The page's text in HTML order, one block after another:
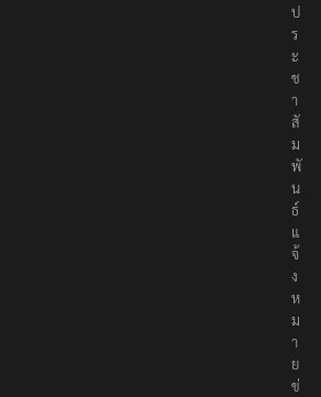
ป
ร
ะ
ช
า
สั
ม
พั
น
ธ์
แ
จ้
ง
ห
ม
า
ย
ข่